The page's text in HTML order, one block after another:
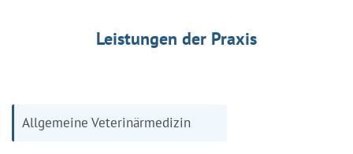
Leistungen der Praxis
Allgemeine Veterinärmedizin